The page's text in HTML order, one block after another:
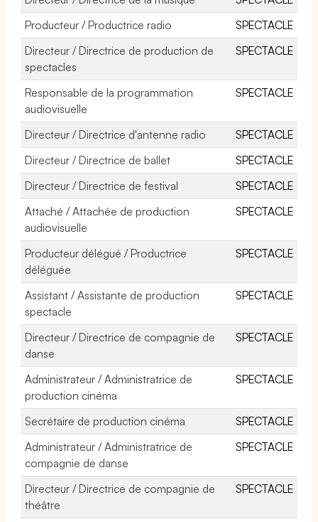
Producteur / Productrice radio
SPECTACLE
Directeur / Directrice de production de
spectacles
SPECTACLE
Responsable de la programmation
audiovisuelle
SPECTACLE
Directeur / Directrice d'antenne radio
SPECTACLE
Directeur / Directrice de ballet
SPECTACLE
Directeur / Directrice de festival
SPECTACLE
Attaché / Attachée de production
audiovisuelle
SPECTACLE
Producteur délégué / Productrice
déléguée
SPECTACLE
Assistant / Assistante de production
spectacle
SPECTACLE
Directeur / Directrice de compagnie de
danse
SPECTACLE
Administrateur / Administratrice de
production cinéma
SPECTACLE
Secrétaire de production cinéma
SPECTACLE
Administrateur / Administratrice de
compagnie de danse
SPECTACLE
Directeur / Directrice de compagnie de
théâtre
SPECTACLE